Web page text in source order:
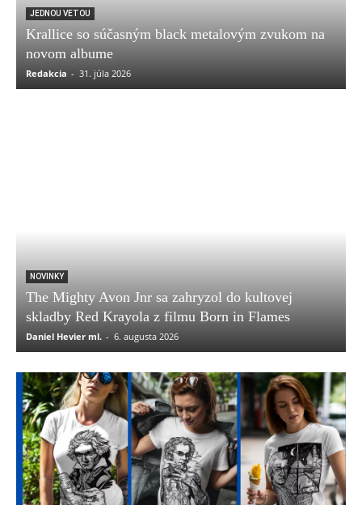
JEDNOU VETOU
Krallice so súčasným black metalovým zvukom na
novom albume
Redakcia - 31. júla 2026
NOVINKY
The Mighty Avon Jnr sa zahryzol do kultovej
skladby Red Krayola z filmu Born in Flames
Daniel Hevier ml. - 6. augusta 2026